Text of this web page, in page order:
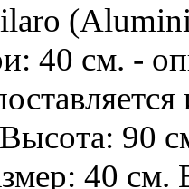
40 см. -
90
40 см.